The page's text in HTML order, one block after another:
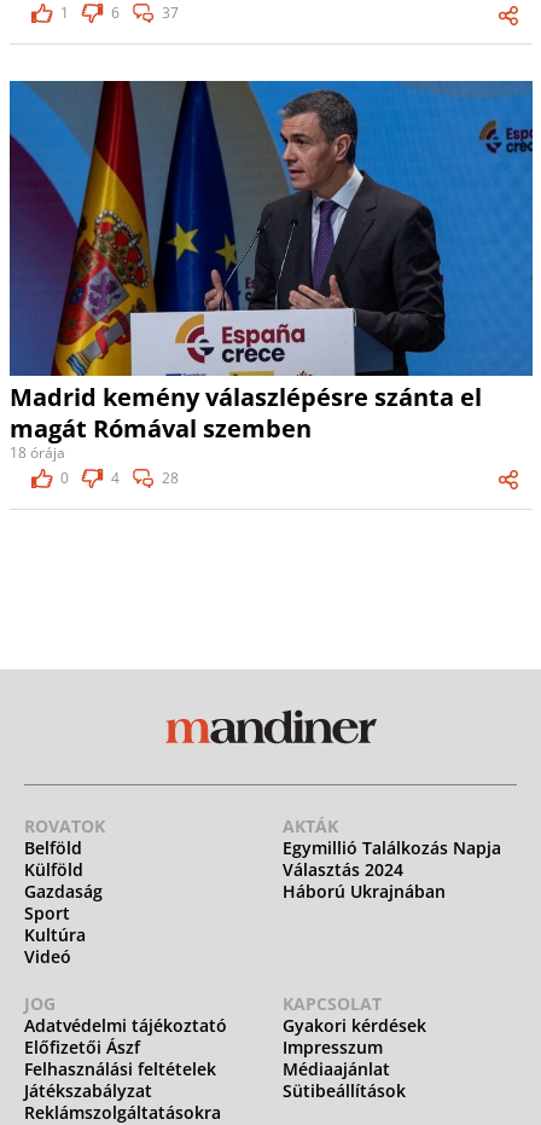
1
6 37
Madrid kemény válaszlépésre szánta el
magát Rómával szemben
18 órája
0
4 28
ROVATOK
Belföld
Külföld
Gazdaság
Sport
Kultúra
Videó
AKTÁK
Egymillió Találkozás Napja
Választás 2024
Háború Ukrajnában
JOG
Adatvédelmi tájékoztató
Előfizetői Ászf
Felhasználási feltételek
Játékszabályzat
Reklámszolgáltatásokra
KAPCSOLAT
Gyakori kérdések
Impresszum
Médiaajánlat
Sütibeállítások